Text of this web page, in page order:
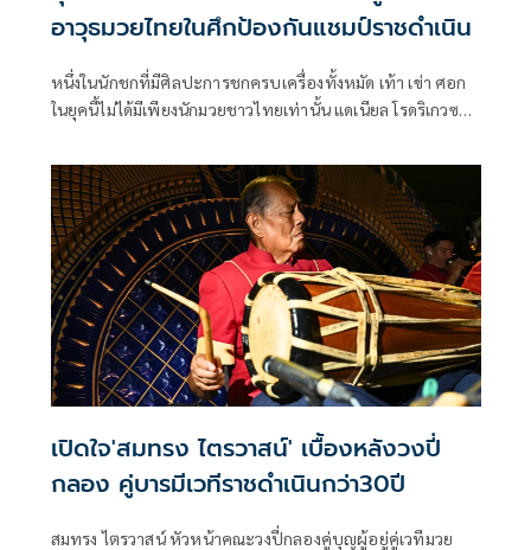
อาวุธมวยไทยในศึกป้องกันแชมป์ราชดำเนิน
หนึ่งในนักชกที่มีศิลปะการชกครบเครื่องทั้งหมัด เท้า เข่า ศอก
ในยุคนี้ไม่ได้มีเพียงนักมวยชาวไทยเท่านั้น แดเนียล โรดริเกวซ
มวยตัวท็อปดีกรีแชมป์เปี้ยนรุ่นซูเปอร์เวลเตอร์เวตคนปัจจุบัน
ของเวทีมวยราชดำเนินที่มีแม่ไม้มวยไทยที่สวยงามและหาชม
ยากหลายกระบวนท่า ไม่ว่าจะเป็นการเตะก้านคอ ศอกกลับ เข่า
ลอย โดยเฉพาะอาวุธศอกนั้นสามารถทำได้ทั้งศอกตี,ศอกตัด
และศอกงัด ซึ่งถือว่าเป็นนักมวยผู้ที่มีส่วนอนุรักษ์แม่ไม้มวยไทย
ดั้งเดิมไม่ให้สูญหายไป
เปิดใจ'สมทรง ไตรวาสน์' เบื้องหลังวงปี่
กลอง คู่บารมีเวทีราชดำเนินกว่า30ปี
สมทรง ไตรวาสน์ หัวหน้าคณะวงปี่กลองคู่บุญผู้อยู่คู่เวทีมวย